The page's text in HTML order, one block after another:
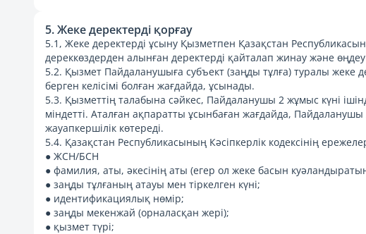
5. Жеке деректерді қорғау
5.1, Жеке деректерді ұсыну Қызметпен Қазақстан
дереккөздерден алынған деректерді қайталап жинау және
5.2. Қызмет Пайдаланушыға субъект (заңды тұлға) туралы жеке
берген келісімі болған жағдайда, ұсынады.
5.3. Қызметтің талабына сәйкес, Пайдаланушы 2 жұмыс күні
міндетті. Аталған ақпаратты ұсынбаған жағдайда,
жауапкершілік көтереді.
5.4. Қазақстан Республикасының Кәсіпкерлік кодексінің
● ЖСН/БСН
● фамилия, аты, әкесінің аты (егер ол жеке басын
● заңды тұлғаның атауы мен тіркелген күні;
● идентификациялық нөмір;
● заңды мекенжай (орналасқан жері);
● қызмет түрі;